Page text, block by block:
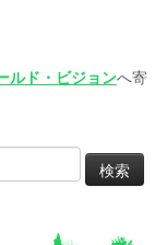
ルド・ビジョンへ寄